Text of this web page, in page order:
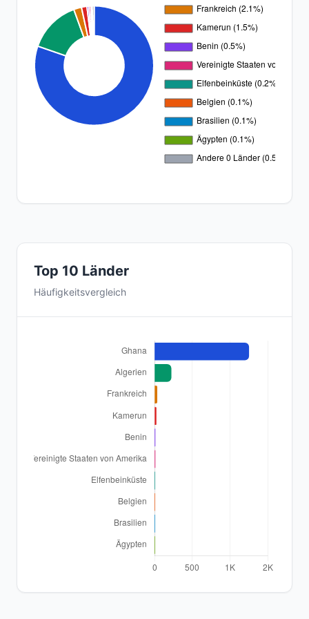
Top 10 Länder
Häufigkeitsvergleich